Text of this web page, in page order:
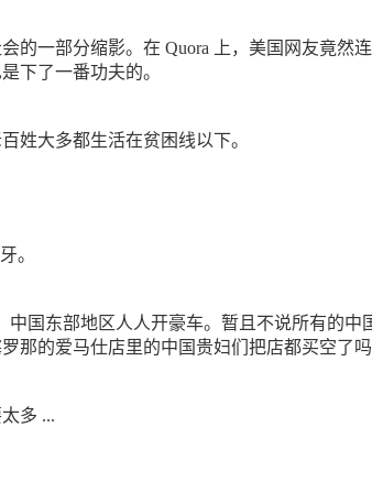
的一部分缩影。在 Quora 上，美国网友竟然
下了一番功夫的。
姓大多都生活在贫困线以下。
。
中国东部地区人人开豪车。暂且不说所有的中
那的爱马仕店里的中国贵妇们把店都买空了吗
多 ...